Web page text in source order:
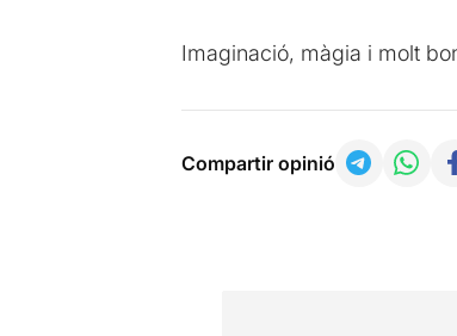
Imaginació, màgia i molt
Compartir opinió